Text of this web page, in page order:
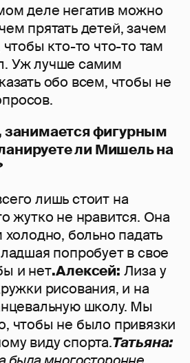
деле негатив можно
прятать детей, зачем
чтобы кто-то что-то там
Уж лучше самим
обо всем, чтобы не
занимается фигурным
ли Мишель на
лишь стоит на
жутко не нравится. Она
холодно, больно падать
попробует в свое
и нет.Алексей: Лиза у
рисования, и на
школу. Мы
чтобы не было привязки
виду спорта.Татьяна: